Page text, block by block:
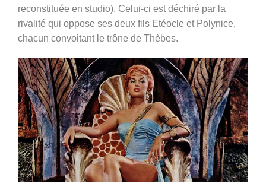
reconstituée en studio). Celui-ci est déchiré par la
rivalité qui oppose ses deux fils Etéocle et Polynice,
chacun convoitant le trône de Thèbes.